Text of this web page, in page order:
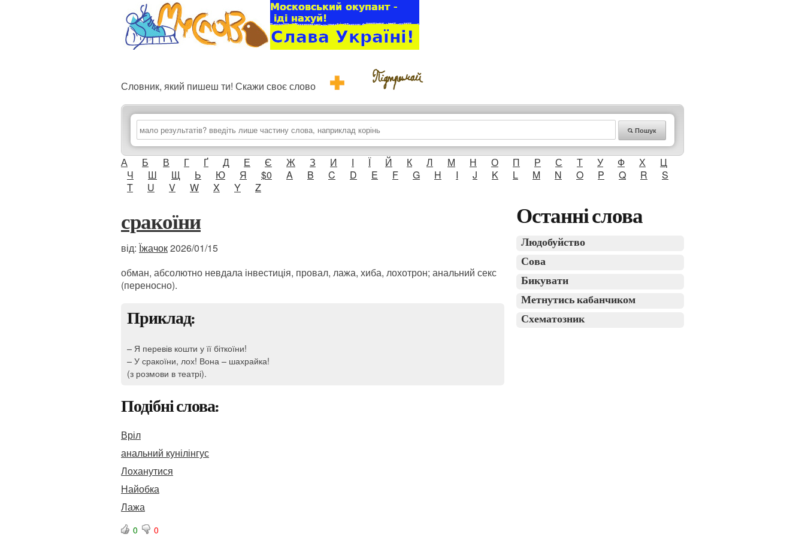
Словник, який пишеш ти! Скажи своє слово
Пошук
А Б В Г Ґ Д Е Є Ж З И І Ї Й К Л М Н О П Р С Т У Ф Х
Ц
Ч
Ш Щ Ь Ю Я $0 A B C D E F G H I J K L M N O P Q R
S
T
U V W X Y Z
сракоїни
від: Їжачок2026/01/15
обман, абсолютно невдала інвестиція, провал, лажа, хиба, лохотрон; анальний секс
(переносно).
Приклад:
– Я перевів кошти у її біткоїни!
– У сракоїни, лох! Вона – шахрайка!
(з розмови в театрі).
Подібні слова:
Вріл
анальний кунілінгус
Лоханутися
Найобка
Лажа
0 0
Останні слова
Людобуйство
Сова
Бикувати
Метнутись кабанчиком
Схематозник